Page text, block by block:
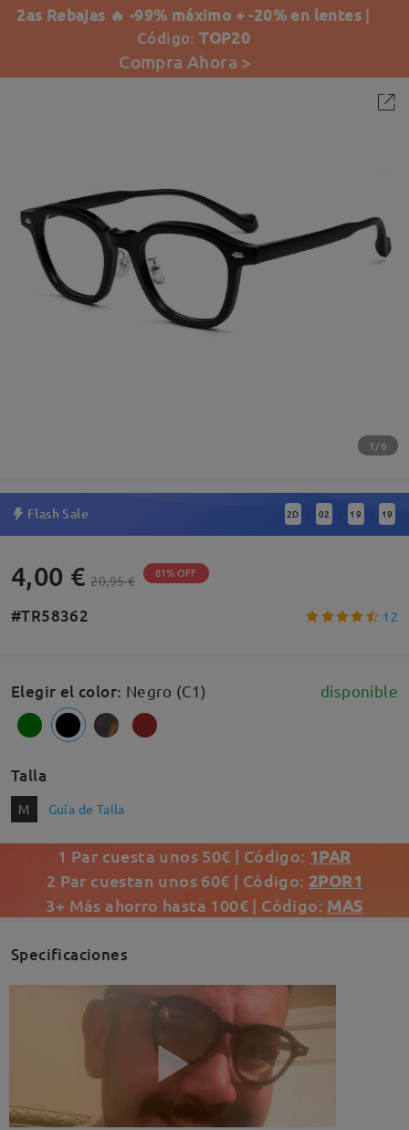
2as Rebajas 🔥 -99% máximo + -20% en lentes |
Código:TOP20
Compra Ahora >
1/6
Flash Sale 2D : 02 : 19 : 19
4,00 € 20,95 € 81% OFF
#TR58362 12
Elegir el color: Negro (C1) disponible
Talla
M Guía de Talla
1 Par cuesta unos 50€ | Código: 1PAR
2 Par cuestan unos 60€ | Código: 2POR1
3+ Más ahorro hasta 100€ | Código: MAS
Specificaciones